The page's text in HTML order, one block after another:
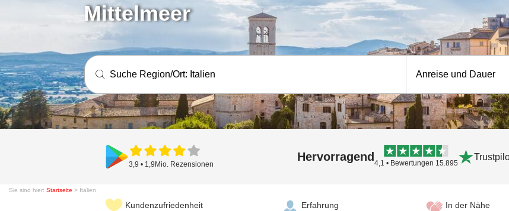
Mittelmeer
Suche Region/Ort: Italien Anreise und Dauer
3,9 • 1,9Mio. Rezensionen
Hervorragend 4,1 • Bewertungen 15.895
Sie sind hier: Startseite > Italien
Kundenzufriedenheit Erfahrung In der Nähe